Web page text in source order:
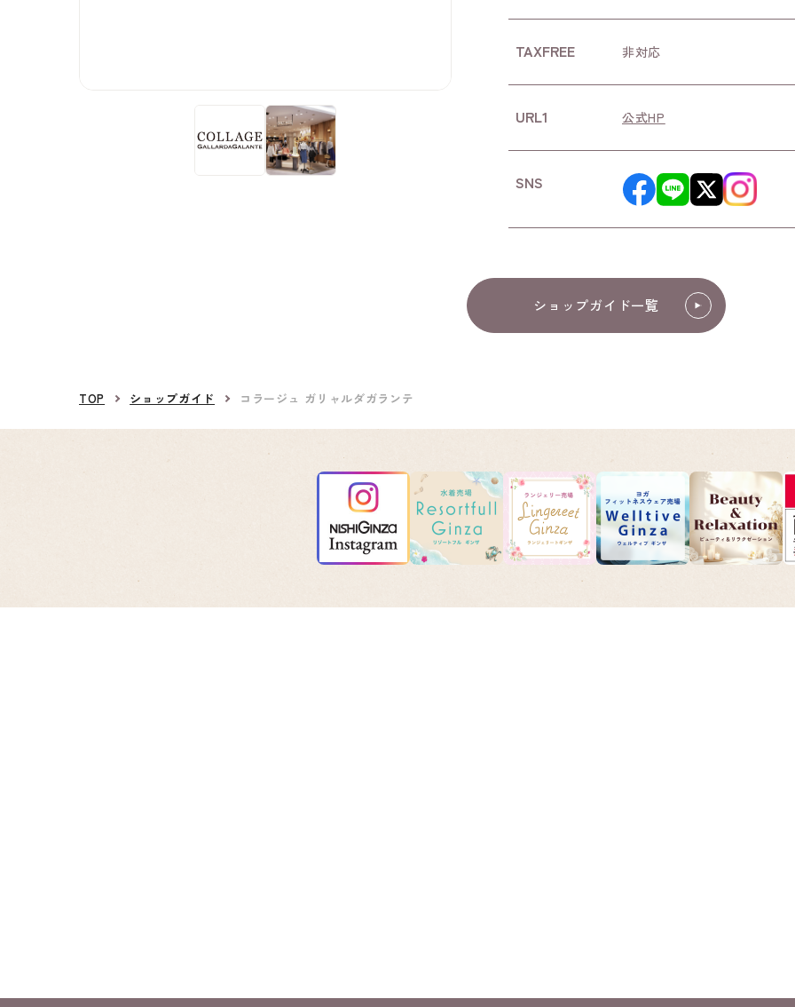
TAXFREE 非対応
URL1 公式HP
SNS
ショップガイド一覧
TOP ショップガイド コラージュ ガリャルダガランテ